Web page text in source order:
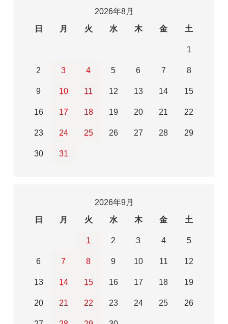
2026年8月
日
月 火 水 木 金 土
1
2 3 4 5 6 7 8
9 10 11 12 13 14 15
16 17 18 19 20 21 22
23 24 25 26 27 28 29
30 31
2026年9月
日
月 火 水 木 金 土
1 2 3 4 5
6 7 8 9 10 11 12
13 14 15 16 17 18 19
20 21 22 23 24 25 26